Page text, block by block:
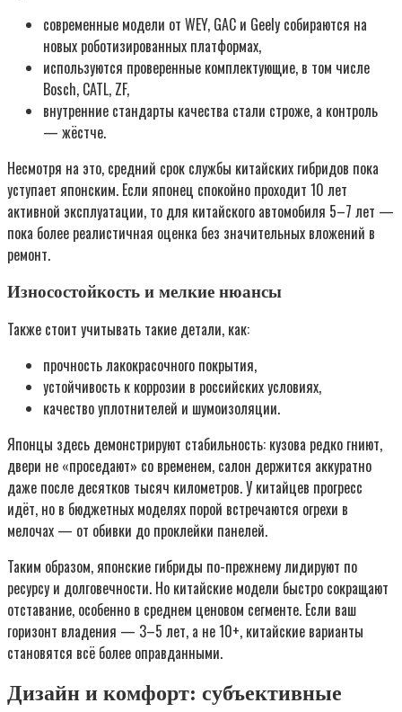
современные модели от WEY, GAC и Geely собираются на
новых роботизированных платформах,
используются проверенные комплектующие, в том числе
Bosch, CATL, ZF,
внутренние стандарты качества стали строже, а контроль
— жёстче.
Несмотря на это, средний срок службы китайских гибридов пока
уступает японским. Если японец спокойно проходит 10 лет
активной эксплуатации, то для китайского автомобиля 5–7 лет —
пока более реалистичная оценка без значительных вложений в
ремонт.
Износостойкость и мелкие нюансы
Также стоит учитывать такие детали, как:
прочность лакокрасочного покрытия,
устойчивость к коррозии в российских условиях,
качество уплотнителей и шумоизоляции.
Японцы здесь демонстрируют стабильность: кузова редко гниют,
двери не «проседают» со временем, салон держится аккуратно
даже после десятков тысяч километров. У китайцев прогресс
идёт, но в бюджетных моделях порой встречаются огрехи в
мелочах — от обивки до проклейки панелей.
Таким образом, японские гибриды по-прежнему лидируют по
ресурсу и долговечности. Но китайские модели быстро сокращают
отставание, особенно в среднем ценовом сегменте. Если ваш
горизонт владения — 3–5 лет, а не 10+, китайские варианты
становятся всё более оправданными.
Дизайн и комфорт: субъективные